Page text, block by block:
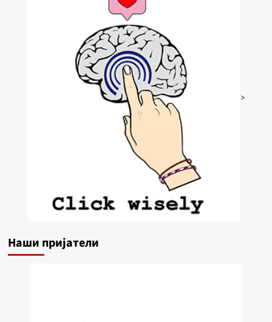
>
Наши пријатели